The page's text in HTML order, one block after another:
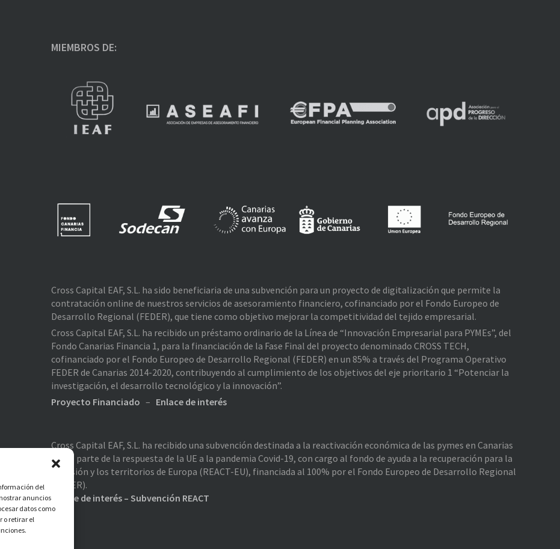
del
anuncios
datos como
o retirar el
MIEMBROS DE:
Cross Capital EAF, S.L. ha sido beneficiaria de una subvención para un proyecto de digitalización que permite la
contratación online de nuestros servicios de asesoramiento financiero, cofinanciado por el Fondo Europeo de
Desarrollo Regional (FEDER), que tiene como objetivo mejorar la competitividad del tejido empresarial.
Cross Capital EAF, S.L. ha recibido un préstamo ordinario de la Línea de “Innovación Empresarial para PYMEs”, del
Fondo Canarias Financia 1, para la financiación de la Fase Final del proyecto denominado CROSS TECH,
cofinanciado por el Fondo Europeo de Desarrollo Regional (FEDER) en un 85% a través del Programa Operativo
FEDER de Canarias 2014-2020, contribuyendo al cumplimiento de los objetivos del eje prioritario 1 “Potenciar la
investigación, el desarrollo tecnológico y la innovación”.
Proyecto Financiado – Enlace de interés
Cross Capital EAF, S.L. ha recibido una subvención destinada a la reactivación económica de las pymes en Canarias
como parte de la respuesta de la UE a la pandemia Covid-19, con cargo al fondo de ayuda a la recuperación para la
cohesión y los territorios de Europa (REACT-EU), financiada al 100% por el Fondo Europeo de Desarrollo Regional
(FEDER).
Enlace de interés – Subvención REACT